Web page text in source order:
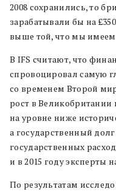
2008 сохранились, то
зарабатывали бы на
выше той, что мы
В IFS считают, что
спровоцировал самую
со временем Второй
рост в
на уровне ниже
а государственный
государственных
и в 2015 году эксперты
По результатам